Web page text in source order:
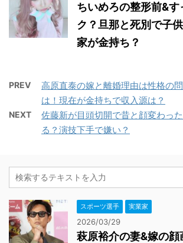
ちいめろの整形前&す
ク？旦那と死別で子
家が金持ち？
PREV
高原直泰の嫁と離婚理由は性格の
は！現在が金持ちで収入源は？
NEXT
佐藤新が目頭切開で昔と顔変わっ
る？演技下手で嫌い？
スポーツ選手 実業家
2026/03/29
萩原裕介の妻&嫁の顔